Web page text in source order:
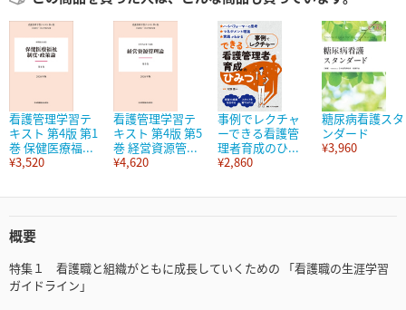
看護管理学習テ
キスト 第4版 第1
巻 保健医療福...
¥3,520
看護管理学習テ
キスト 第4版 第5
巻 経営資源管...
¥4,620
事例でレクチャ
ーできる看護管
理者育成のひ...
¥2,860
糖尿病看護スタ
ンダード
¥3,960
概要
特集１ 看護職と組織がともに成長していくための 「看護職の生涯学習
ガイドライン」